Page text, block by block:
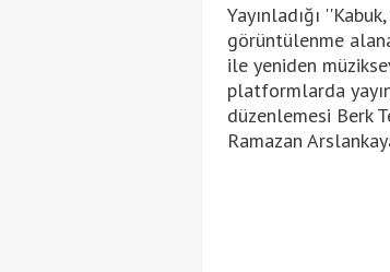
Yayınladığı
görüntülenme
ile yeniden
platformlarda
düzenlemesi Berk
Ramazan